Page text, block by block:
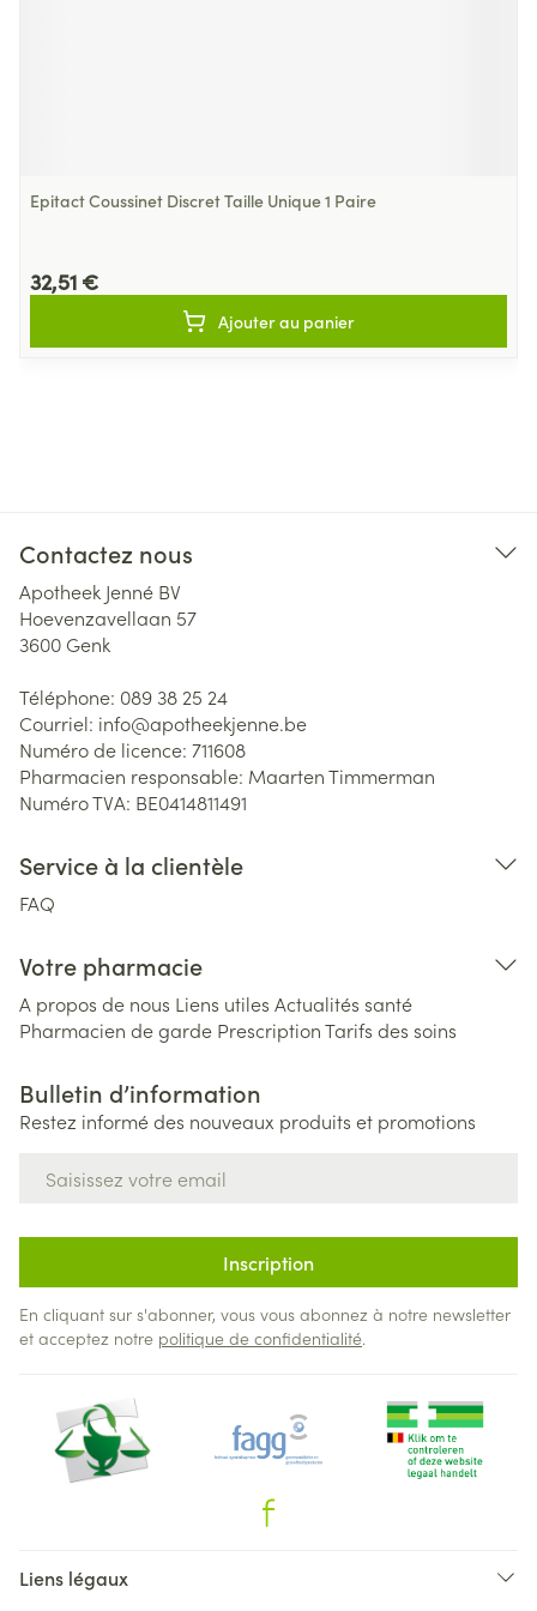
Epitact Coussinet Discret Taille Unique 1 Paire
32,51 €
Ajouter au panier
Contactez nous
Apotheek Jenné BV
Hoevenzavellaan 57
3600 Genk
Téléphone: 089 38 25 24
Courriel: info@apotheekjenne.be
Numéro de licence: 711608
Pharmacien responsable: Maarten Timmerman
Numéro TVA: BE0414811491
Service à la clientèle
FAQ
Votre pharmacie
A propos de nous Liens utiles Actualités santé
Pharmacien de garde PrescriptionTarifs des soins
Bulletin d’information
Restez informé des nouveaux produits et promotions
Inscription
En cliquant sur s'abonner, vous vous abonnez à notre newsletter
et acceptez notre politique de confidentialité.
Liens légaux